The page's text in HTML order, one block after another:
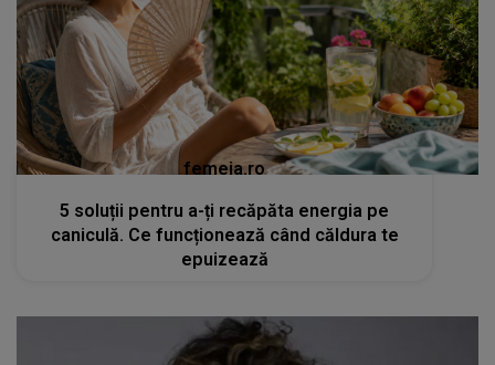
femeia.ro
5 soluții pentru a-ți recăpăta energia pe
caniculă. Ce funcționează când căldura te
epuizează